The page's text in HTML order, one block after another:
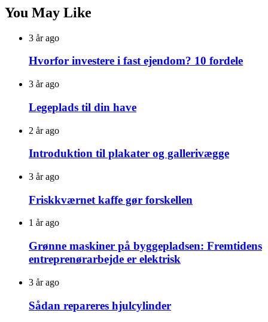
You May Like
3 år ago
Hvorfor investere i fast ejendom? 10 fordele
3 år ago
Legeplads til din have
2 år ago
Introduktion til plakater og gallerivægge
3 år ago
Friskkværnet kaffe gør forskellen
1 år ago
Grønne maskiner på byggepladsen: Fremtidens
entreprenørarbejde er elektrisk
3 år ago
Sådan repareres hjulcylinder